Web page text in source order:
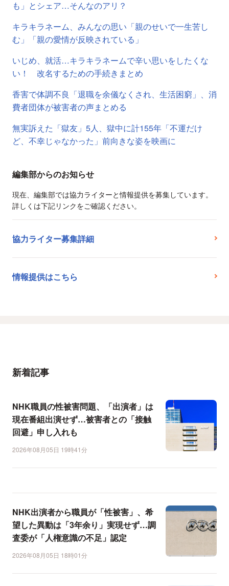
も」とシェア…そんなのアリ？
キラキラネーム、みんなの思い「親のせいで一生苦し
む」「親の愛情が反映されている」
いじめ、就活…キラキラネームで辛い思いをしたくな
い！ 改名するための手続きまとめ
香害で体調不良「退職を余儀なくされ、生活困窮」、消
費者団体が被害者の声まとめる
無実訴えた「獄友」5人、獄中に計155年「不運だけ
ど、不幸じゃなかった」前向きな姿を映画に
編集部からのお知らせ
現在、編集部では協力ライターと情報提供を募集しています。
詳しくは下記リンクをご確認ください。
協力ライター募集詳細
情報提供はこちら
新着記事
NHK職員の性被害問題、「出演者」は
現在番組出演せず…被害者との「接触
回避」申し入れも
2026年08月05日 19時41分
NHK出演者から職員が「性被害」、希
望した異動は「3年余り」実現せず…調
査委が「人権意識の不足」認定
2026年08月05日 18時01分